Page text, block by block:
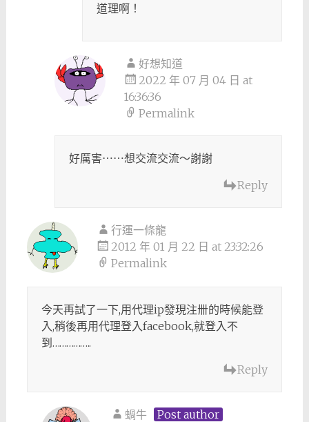
道理啊！
好想知道
2022 年 07 月 04 日 at
16:36:36
Permalink
好厲害⋯⋯想交流交流～謝謝
Reply
行運一條龍
2012 年 01 月 22 日 at 23:32:26
Permalink
今天再試了一下,用代理ip發現注卌的時候能登
入,稍後再用代理登入facebook,就登入不
到……………..
Reply
蝸牛
Post author